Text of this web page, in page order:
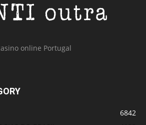
online Portugal
6842